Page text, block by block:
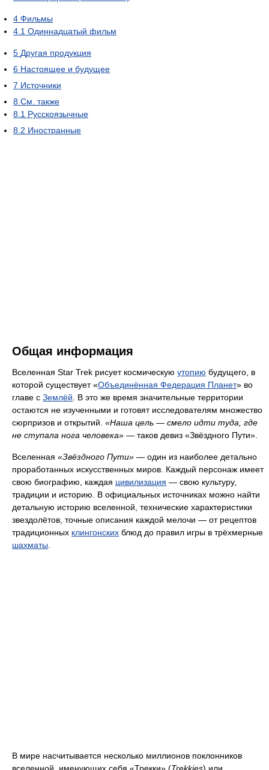
4 Фильмы
4.1 Одиннадцатый фильм
5 Другая продукция
6 Настоящее и будущее
7 Источники
8 См. также
8.1 Русскоязычные
8.2 Иностранные
Общая информация
Вселенная Star Trek рисует космическую утопию будущего, в
которой существует «Объединённая Федерация Планет» во
главе с Землёй . В это же время значительные территории
остаются не изученными и готовят исследователям множество
сюрпризов и открытий. «Наша цель — смело идти туда, где
не ступала нога человека» — таков девиз «Звёздного Пути».
Вселенная «Звёздного Пути» — один из наиболее детально
проработанных искусственных миров. Каждый персонаж имеет
свою биографию, каждая цивилизация — свою культуру,
традиции и историю. В официальных источниках можно найти
детальную историю вселенной, технические характеристики
звездолётов, точные описания каждой мелочи — от рецептов
традиционных клингонских блюд до правил игры в трёхмерные
шахматы
В мире насчитывается несколько миллионов поклонников